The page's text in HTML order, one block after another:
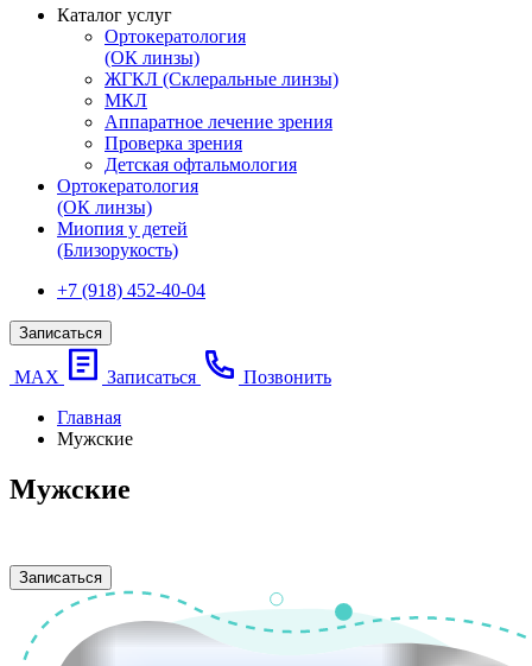
Каталог услуг
Ортокератология
(ОК линзы)
ЖГКЛ (Склеральные линзы)
МКЛ
Аппаратное лечение зрения
Проверка зрения
Детская офтальмология
Ортокератология
(ОК линзы)
Миопия у детей
(Близорукость)
+7 (918) 452-40-04
Записаться
МАХ Записаться
Позвонить
Главная
Мужские
Мужские
Записаться